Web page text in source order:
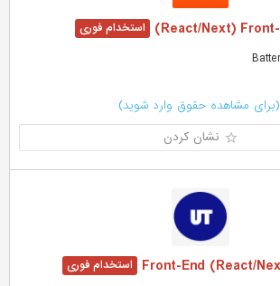
(برای مشاهده حقوق وارد شوید)
نشان کردن